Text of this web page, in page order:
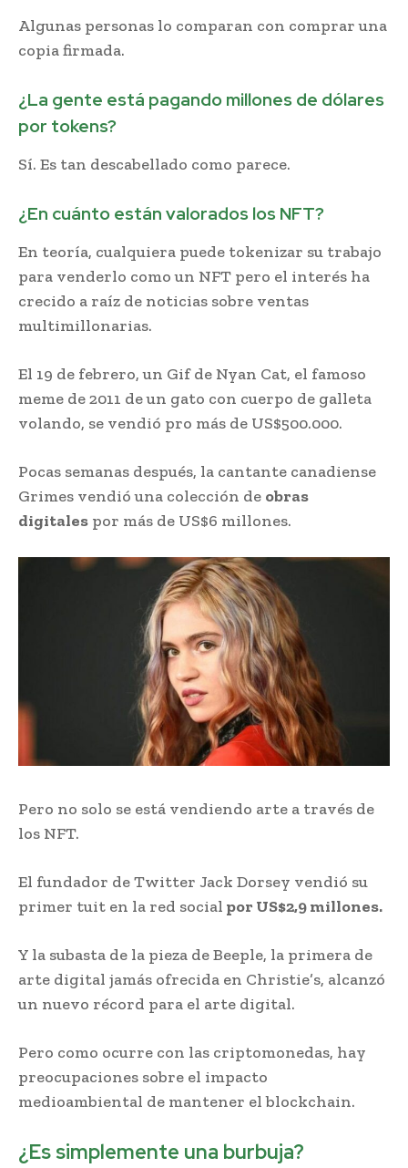
Algunas personas lo comparan con comprar una
copia firmada.
¿La gente está pagando millones de dólares
por tokens?
Sí. Es tan descabellado como parece.
¿En cuánto están valorados los NFT?
En teoría, cualquiera puede tokenizar su trabajo
para venderlo como un NFT pero el interés ha
crecido a raíz de noticias sobre ventas
multimillonarias.
El 19 de febrero, un Gif de Nyan Cat, el famoso
meme de 2011 de un gato con cuerpo de galleta
volando, se vendió pro más de US$500.000.
Pocas semanas después, la cantante canadiense
Grimes vendió una colección de obras
digitales por más de US$6 millones.
Pero no solo se está vendiendo arte a través de
los NFT.
El fundador de Twitter Jack Dorsey vendió su
primer tuit en la red social por US$2,9 millones.
Y la subasta de la pieza de Beeple, la primera de
arte digital jamás ofrecida en Christie’s, alcanzó
un nuevo récord para el arte digital.
Pero como ocurre con las criptomonedas, hay
preocupaciones sobre el impacto
medioambiental de mantener el blockchain.
¿Es simplemente una burbuja?